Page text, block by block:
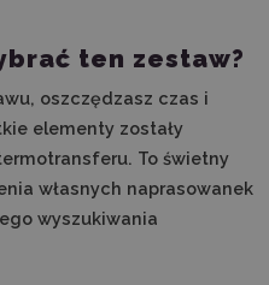
ten zestaw?
oszczędzasz czas i
elementy zostały
To świetny
własnych naprasowanek
wyszukiwania